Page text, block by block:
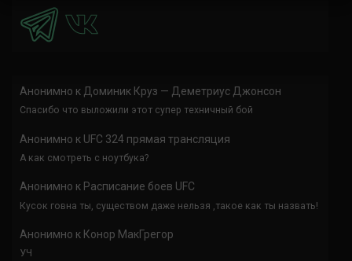
Анонимно к Доминик Круз — Деметриус Джонсон
Спасибо что выложили этот супер техничный бой
Анонимно к UFC 324 прямая трансляция
А как смотреть с ноутбука?
Анонимно к Расписание боев UFC
Кусок говна ты, существом даже нельзя ,такое как ты назвать!
Анонимно к Конор МакГрегор
УЧ